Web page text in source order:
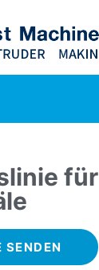
für
SENDEN